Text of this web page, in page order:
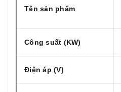
Tên sản phẩm
Công suất (KW)
Điện áp (V)